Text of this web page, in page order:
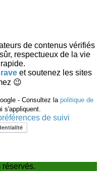
de contenus vérifiés
respectueux de la vie
et soutenez les sites
😉
- Consultez la politique de
s'appliquent.
de suivi
réservés.